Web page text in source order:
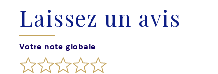
Laissez un avis
Votre note globale